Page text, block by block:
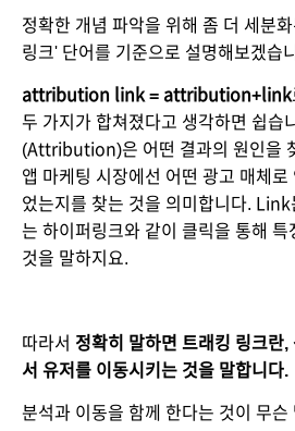
정확한 개념 파악을 위해 좀 더 세분
링크' 단어를 기준으로 설명해보겠습
attribution link = attribution+link
두 가지가 합쳐졌다고 생각하면 쉽습
(Attribution)은 어떤 결과의 원인을
앱 마케팅 시장에선 어떤 광고 매체로
었는지를 찾는 것을 의미합니다. Link
는 하이퍼링크와 같이 클릭을 통해 특
것을 말하지요.
따라서 정확히 말하면 트래킹 링크란
서 유저를 이동시키는 것을 말합니다.
분석과 이동을 함께 한다는 것이 무슨